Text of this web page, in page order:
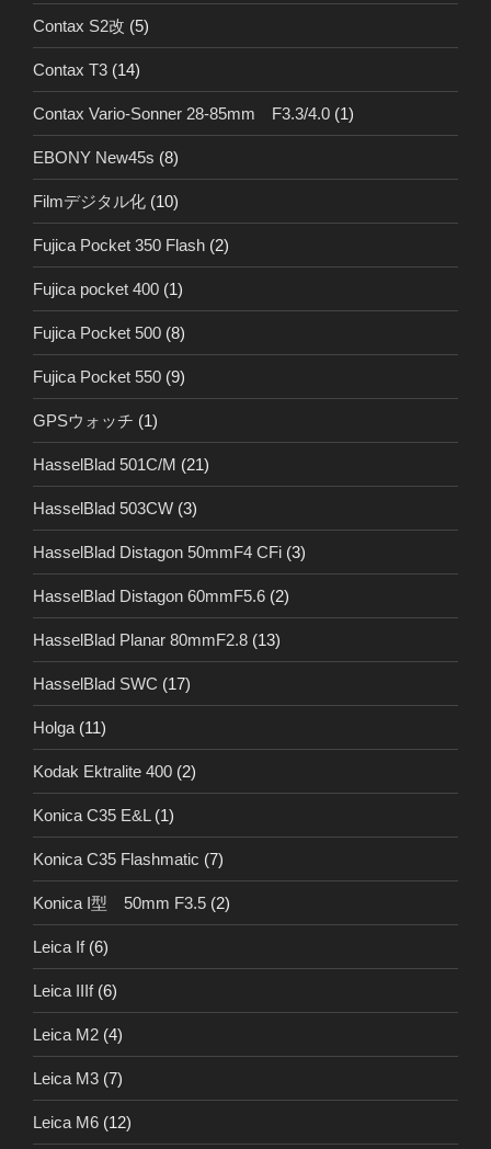
Contax S2改 (5)
Contax T3 (14)
Contax Vario-Sonner 28-85mm F3.3/4.0 (1)
EBONY New45s (8)
Filmデジタル化 (10)
Fujica Pocket 350 Flash (2)
Fujica pocket 400 (1)
Fujica Pocket 500 (8)
Fujica Pocket 550 (9)
GPSウォッチ (1)
HasselBlad 501C/M (21)
HasselBlad 503CW (3)
HasselBlad Distagon 50mmF4 CFi (3)
HasselBlad Distagon 60mmF5.6 (2)
HasselBlad Planar 80mmF2.8 (13)
HasselBlad SWC (17)
Holga (11)
Kodak Ektralite 400 (2)
Konica C35 E&L (1)
Konica C35 Flashmatic (7)
Konica I型 50mm F3.5 (2)
Leica If(6)
Leica IIIf(6)
Leica M2 (4)
Leica M3 (7)
Leica M6 (12)